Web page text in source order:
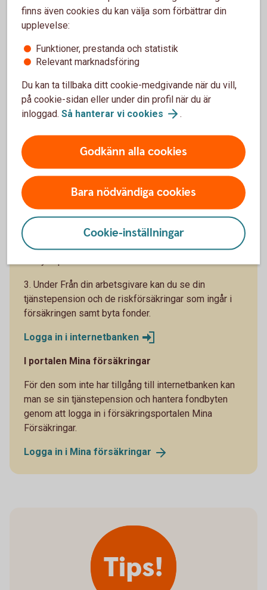
Climate Impact - Placera din tjänstepension med
fokus på en hållbar
utveckling (swedbank-robur.se)
Du kan se dina försäkringar och byta fonder i både
internetbanken, appen eller via portalen Mina
Försäkringar.
I internetbanken och appen
1. Logga in i internetbanken eller appen.
3. Under Från din arbetsgivare kan du se din
tjänstepension och de riskförsäkringar som ingår i
försäkringen samt byta fonder.
Logga in i internetbanken
I portalen Mina försäkringar
För den som inte har tillgång till internetbanken kan
man se sin tjänstepension och hantera fondbyten
genom att logga in i försäkringsportalen Mina
Försäkringar.
Logga in i Mina försäkringar
Tips!
finns även cookies du kan välja som förbättrar din
upplevelse:
Funktioner, prestanda och statistik
Relevant marknadsföring
Du kan ta tillbaka ditt cookie-medgivande när du vill,
på cookie-sidan eller under din profil när du är
inloggad. Så hanterar vi cookies .
Godkänn alla cookies
Bara nödvändiga cookies
Cookie-inställningar